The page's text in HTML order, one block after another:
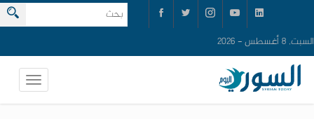
السبت, 8 أغسطس - 2026